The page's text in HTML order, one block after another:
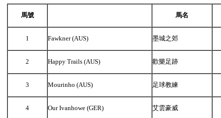
馬號 馬名
1 Fawkner (AUS) 墨城之郊
2 Happy Trails (AUS) 歡樂足跡
3 Mourinho (AUS) 足球教練
4 Our Ivanhowe (GER) 艾雲豪威